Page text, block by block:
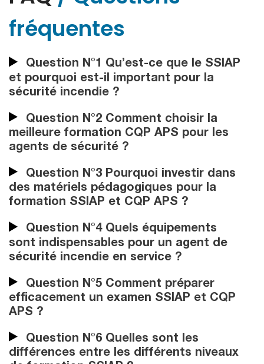
fréquentes
Question N°1 Qu’est-ce que le SSIAP
et pourquoi est-il important pour la
sécurité incendie ?
Question N°2 Comment choisir la
meilleure formation CQP APS pour les
agents de sécurité ?
Question N°3 Pourquoi investir dans
des matériels pédagogiques pour la
formation SSIAP et CQP APS ?
Question N°4 Quels équipements
sont indispensables pour un agent de
sécurité incendie en service ?
Question N°5 Comment préparer
efficacement un examen SSIAP et CQP
APS ?
Question N°6 Quelles sont les
différences entre les différents niveaux